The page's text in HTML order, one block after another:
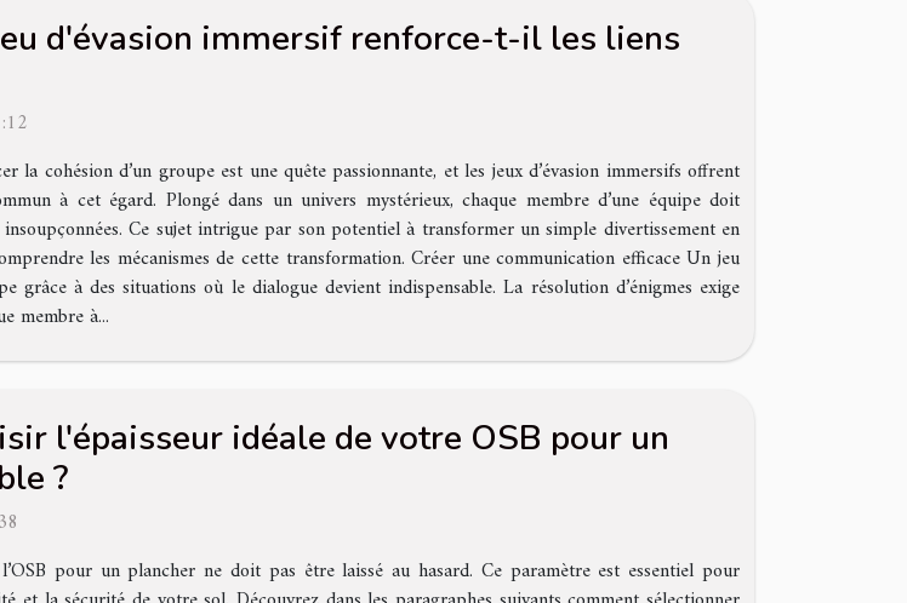
d'évasion immersif renforce-t-il les liens
la cohésion d’un groupe est une quête passionnante, et les jeux d’évasion immersifs offrent
à cet égard. Plongé dans un univers mystérieux, chaque membre d’une équipe doit
Ce sujet intrigue par son potentiel à transformer un simple divertissement en
les mécanismes de cette transformation. Créer une communication efficace Un jeu
grâce à des situations où le dialogue devient indispensable. La résolution d’énigmes exige
membre à...
l'épaisseur idéale de votre OSB pour un
?
pour un plancher ne doit pas être laissé au hasard. Ce paramètre est essentiel pour